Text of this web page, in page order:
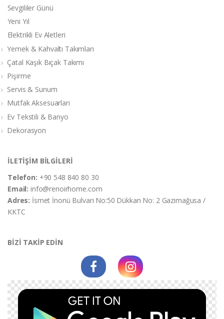
Sevgililer Günü
Yeni Yıl
Elektrikli Ev Aletleri
Yemek & Kahvaltı Takımları
Çatal Kaşık Bıçak Takımı
Pişirme
Servis & Sunum
Mutfak Aksesuarları
Ev Tekstili & Banyo
Dekorasyon
İLETİŞİM BİLGİLERİ
Telefon: +90 548 840 80 30
Email:info@renoirhome.com
Adres: İsmet İnonü Bulvarı No:50 Dükkan No: 2 Gazimağusa /
KKTC
BİZİ TAKİP EDİN